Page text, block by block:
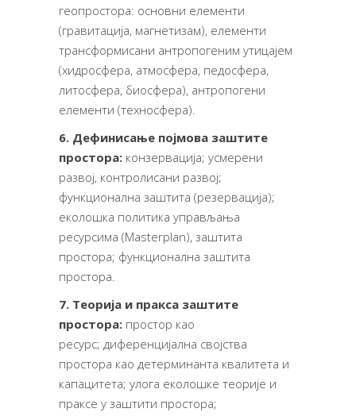
геопростора: основни елементи
(гравитација, магнетизам), елементи
трансформисани антропогеним утицајем
(хидросфера, атмосфера, педосфера,
литосфера, биосфера), антропогени
елементи (техносфера).
6. Дефинисање појмова заштите
простора: конзервација; усмерени
развој, контролисани развој;
функционална заштита (резервација);
еколошка политика управљања
ресурсима (Masterplan), заштита
простора; функционална заштита
простора.
7. Теорија и пракса заштите
простора: простор као
ресурс; диференцијална својства
простора као детерминанта квалитета и
капацитета; улога еколошке теорије и
праксе у заштити простора;